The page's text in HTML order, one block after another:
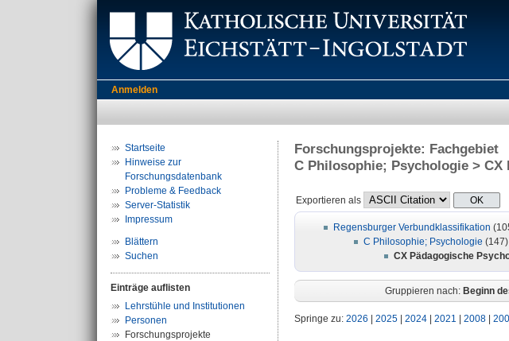
Anmelden
Startseite
Hinweise zur
Forschungsdatenbank
Probleme & Feedback
Server-Statistik
Impressum
Blättern
Suchen
Einträge auflisten
Lehrstühle und Institutionen
Personen
Forschungsprojekte
Forschungsprojekte: Fachgebiet
C Philosophie; Psychologie > CX
Exportieren als
Regensburger Verbundklassifikation
C Philosophie; Psychologie (147)
CX Pädagogische
Gruppieren nach: Beginn
Springe zu: 2026 2025 2024 2021 2008